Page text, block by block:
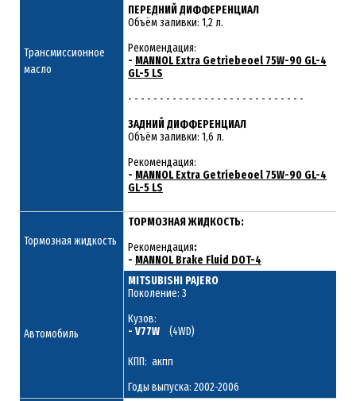
Трансмиссионное
масло
ПЕРЕДНИЙ ДИФФЕРЕНЦИАЛ
Объём заливки: 1,2 л.
Рекомендация:
- MANNOL Extra Getriebeoel 75W-90 GL-4
GL-5 LS
- - - - - - - - - - - - - - - - - - - - - - - - - - - -
ЗАДНИЙ ДИФФЕРЕНЦИАЛ
Объём заливки: 1,6 л.
Рекомендация:
- MANNOL Extra Getriebeoel 75W-90 GL-4
GL-5 LS
Тормозная жидкость
ТОРМОЗНАЯ ЖИДКОСТЬ:
Рекомендация:
- MANNOL Brake Fluid DOT-4
Автомобиль
MITSUBISHI PAJERO
Поколение: 3
Кузов:
- V77W (4WD)
КПП: акпп
Годы выпуска: 2002-2006